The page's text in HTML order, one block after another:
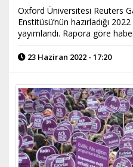
Oxford Üniversitesi Reuters
Enstitüsü’nün hazırladığı
yayımlandı. Rapora göre
23 Haziran 2022 - 17:20